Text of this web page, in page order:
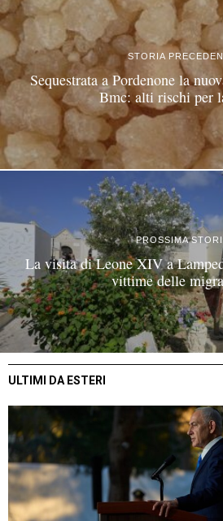
STORIA
Sequestrata a Pordenone la
Bmc: alti rischi per
PROSSIMA
La visita di Leone XIV a
vittime delle
ULTIMI DA ESTERI